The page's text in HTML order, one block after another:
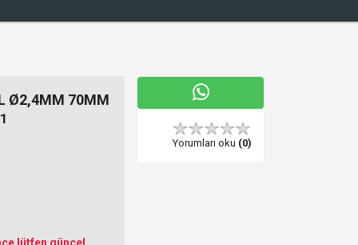
Ø2,4MM 70MM
lütfen güncel
Yorumları oku (0)